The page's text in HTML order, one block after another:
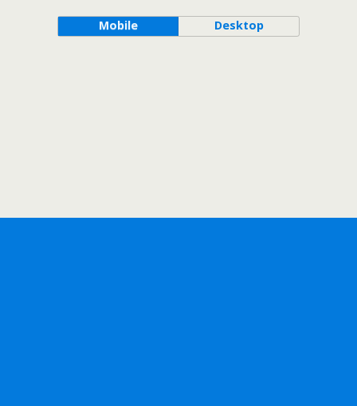
Mobile Desktop